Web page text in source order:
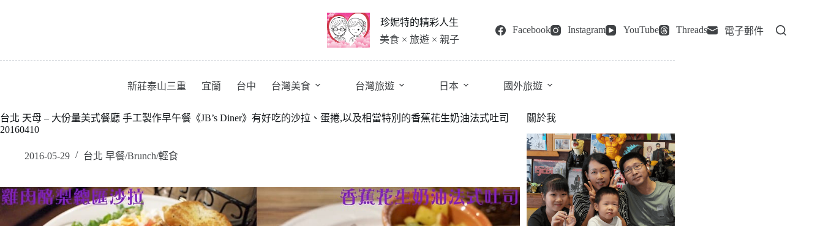
珍妮特的精彩人生
美食 × 旅遊 × 親子
Facebook Instagram YouTube Threads 電子郵件
新莊泰山三重 宜蘭 台中 台灣美食 台灣旅遊 日本 國外旅遊
台北 天母 – 大份量美式餐廳 手工製作早午餐《JB’s Diner》有好吃的沙拉、蛋捲,以及相當特別的香蕉花生奶油法式吐司
20160410
2016-05-29 台北 早餐/Brunch/輕食
關於我